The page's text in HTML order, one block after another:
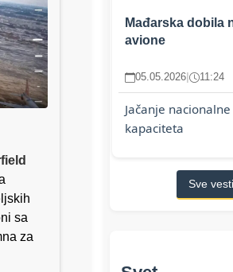
sa
za
Mađarska dobila
avione
05.05.2026| 11:24
Jačanje
kapaciteta
Sve